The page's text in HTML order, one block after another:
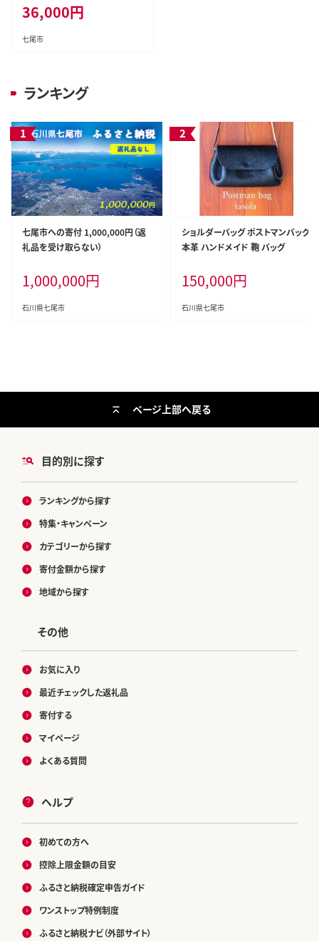
しゃれ 母の日 誕生日 結婚祝い
退職祝い お祝い
36,000円
七尾市
ランキング
七尾市への寄付 1,000,000円（返
礼品を受け取らない）
1,000,000円
石川県七尾市
ショルダーバッグ ポストマンバッグ
本革 ハンドメイド 鞄 バッグ
150,000円
石川県七尾市
目的別に探す
ランキングから探す
特集・キャンペーン
カテゴリーから探す
寄付金額から探す
地域から探す
その他
お気に入り
最近チェックした返礼品
寄付する
マイページ
よくある質問
ヘルプ
初めての方へ
控除上限金額の目安
ふるさと納税確定申告ガイド
ワンストップ特例制度
ふるさと納税ナビ（外部サイト）
ページ上部へ戻る